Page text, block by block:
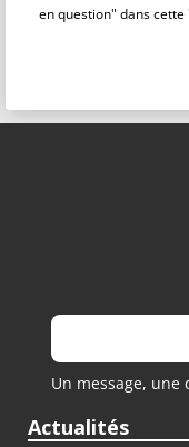
en question" dans
Un message,
Actualités